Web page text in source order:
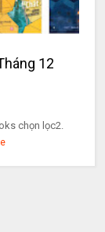
12
chọn lọc2.